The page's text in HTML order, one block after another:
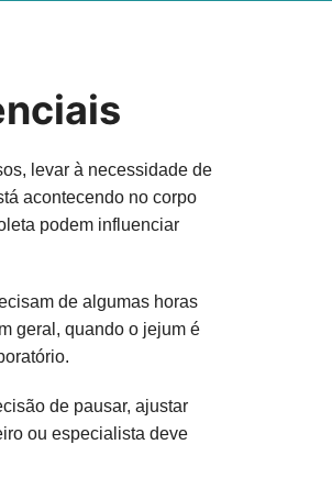
levar à necessidade de
acontecendo no corpo
podem influenciar
de algumas horas
geral, quando o jejum é
de pausar, ajustar
ou especialista deve